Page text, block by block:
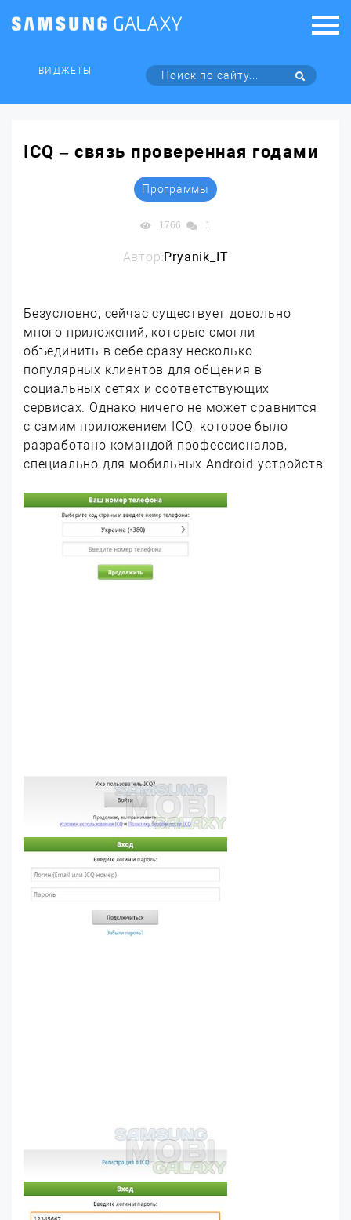
ВИДЖЕТЫ
ICQ – связь проверенная годами
Программы
1766 1
Автор:Pryanik_IT
Безусловно, сейчас существует довольно
много приложений, которые смогли
объединить в себе сразу несколько
популярных клиентов для общения в
социальных сетях и соответствующих
сервисах. Однако ничего не может сравнится
с самим приложением ICQ, которое было
разработано командой профессионалов,
специально для мобильных Android-устройств.